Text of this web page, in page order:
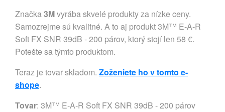
Značka3Mvyrába skvelé produkty za nízke ceny.
Samozrejme sú kvalitné. A to aj produkt 3M™ E-A-R
Soft FX SNR 39dB - 200 párov, ktorý stojí len 58 €.
Potešte sa týmto produktom.
Teraz je tovar skladom. Zoženiete ho v tomto e-
shope.
Tovar: 3M™ E-A-R Soft FX SNR 39dB - 200 párov